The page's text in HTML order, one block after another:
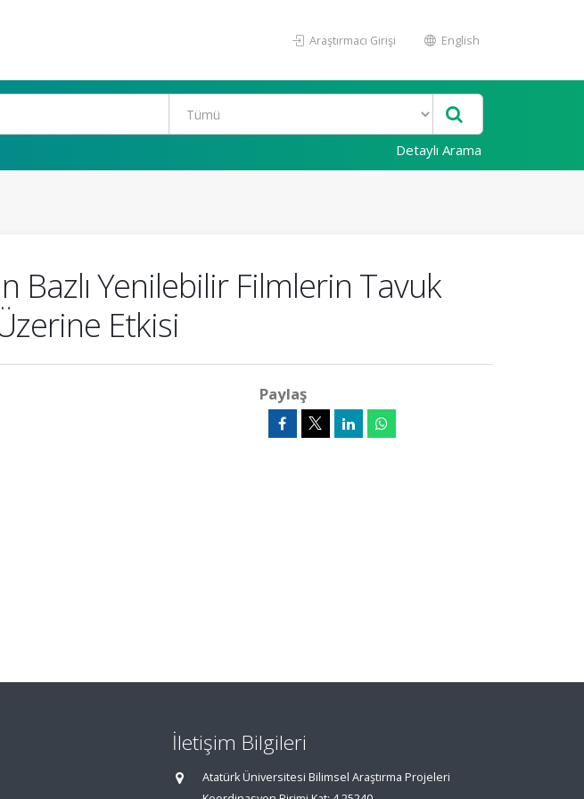
Araştırmacı Girişi English
Detaylı Arama
Bazlı Yenilebilir Filmlerin Tavuk
Etkisi
Paylaş
İletişim Bilgileri
Atatürk Üniversitesi Bilimsel Araştırma Projeleri